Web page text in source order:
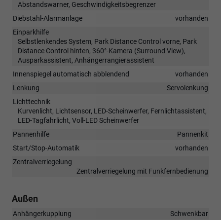
Abstandswarner, Geschwindigkeitsbegrenzer
Diebstahl-Alarmanlage
vorhanden
Einparkhilfe
Selbstlenkendes System, Park Distance Control vorne, Park
Distance Control hinten, 360°-Kamera (Surround View),
Ausparkassistent, Anhängerrangierassistent
Innenspiegel automatisch abblendend
vorhanden
Lenkung
Servolenkung
Lichttechnik
Kurvenlicht, Lichtsensor, LED-Scheinwerfer, Fernlichtassistent,
LED-Tagfahrlicht, Voll-LED Scheinwerfer
Pannenhilfe
Pannenkit
Start/Stop-Automatik
vorhanden
Zentralverriegelung
Zentralverriegelung mit Funkfernbedienung
Außen
Anhängerkupplung
Schwenkbar